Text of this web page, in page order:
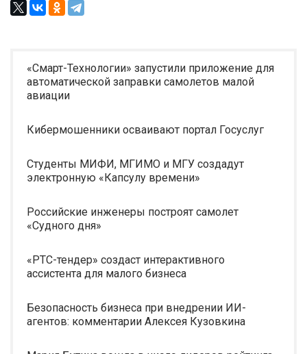
«Смарт-Технологии» запустили приложение для
автоматической заправки самолетов малой
авиации
Кибермошенники осваивают портал Госуслуг
Студенты МИФИ, МГИМО и МГУ создадут
электронную «Капсулу времени»
Российские инженеры построят самолет
«Судного дня»
«РТС-тендер» создаст интерактивного
ассистента для малого бизнеса
Безопасность бизнеса при внедрении ИИ-
агентов: комментарии Алексея Кузовкина